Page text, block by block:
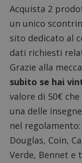
Acquista 2
un unico
sito dedicato al
dati richiesti
Grazie alla
subito se hai
valore di 50€
una delle
nel regolamento:
Douglas, Coin,
Verde, Bennet e